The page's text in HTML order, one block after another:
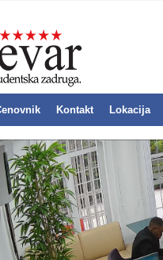
Kontakt Lokacija